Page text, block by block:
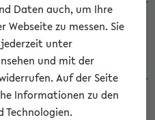
wählen
Daten auch, um Ihre
zu messen. Sie
unter
und mit der
Auf der Seite
Informationen zu den
Technologien.